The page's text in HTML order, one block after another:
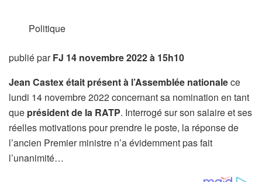
Politique
publié parFJ 14 novembre 2022 à 15h10
Jean Castex était présent à l’Assemblée nationalece
lundi 14 novembre 2022 concernant sa nomination en tant
que président de la RATP. Interrogé sur son salaire et ses
réelles motivations pour prendre le poste, la réponse de
l’ancien Premier ministre n’a évidemment pas fait
l’unanimité…